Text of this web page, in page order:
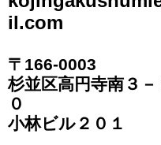
il.com
〒166-0003
杉並区高円寺南３－
０
​小林ビル２０１